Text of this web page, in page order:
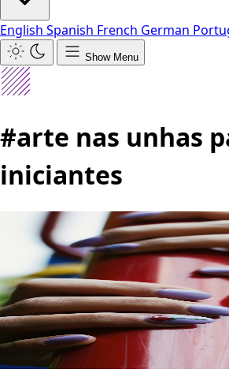
English Spanish French German
Show Menu
#arte nas unhas
iniciantes